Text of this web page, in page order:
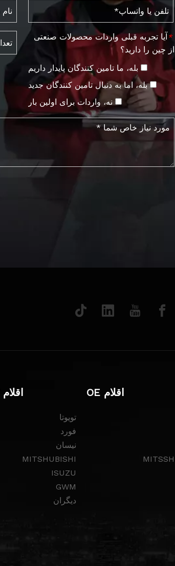
* آیا تجربه قبلی واردات محصولات صنعتی
از چین را دارید؟
بله، ما تامین کنندگان پایدار داریم
بله، اما به دنبال تامین کنندگان جدید
نه، واردات برای اولین بار
اقلام OE اقلام MODIEY
تویوتا
فورد
نیسان
MITSHUBISHI
ISUZU
GWM
دیگران